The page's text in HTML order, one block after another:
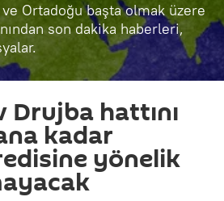
Ortadoğu başta olmak üzere
son dakika haberleri,
Drujba hattını
kadar
yönelik